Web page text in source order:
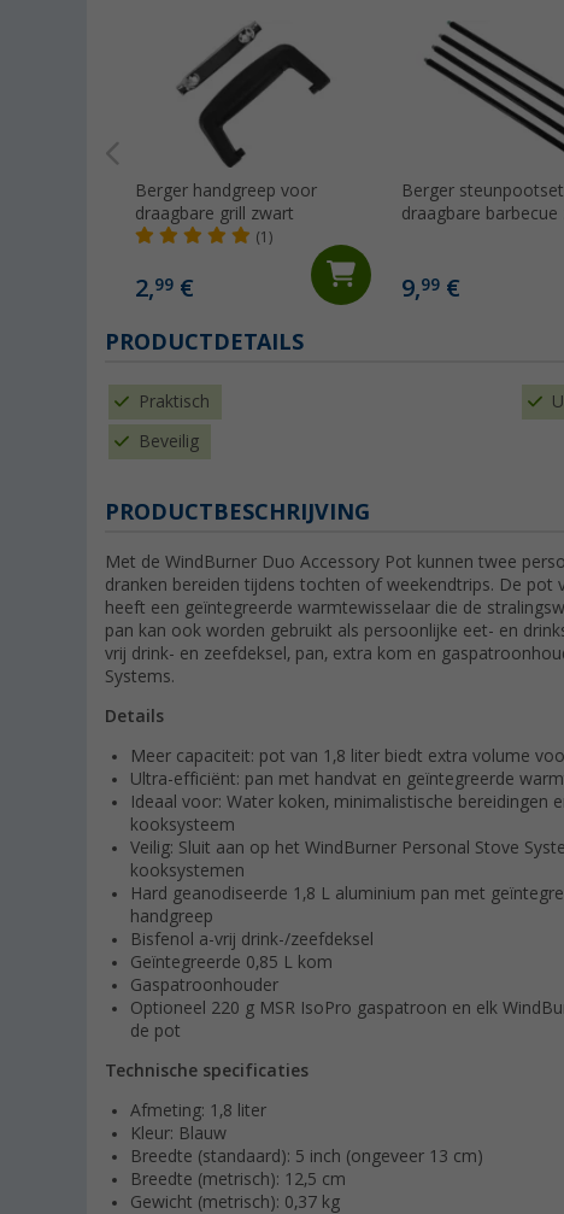
Berger handgreep voor
draagbare grill zwart
(1)
2,99 €
Berger
draagbare barbecue
9,99 €
PRODUCTDETAILS
Praktisch
Beveilig
PRODUCTBESCHRIJVING
Met de WindBurner Duo Accessory Pot kunnen twee
dranken bereiden tijdens tochten of weekendtrips. De pot
heeft een geïntegreerde warmtewisselaar die de
pan kan ook worden gebruikt als persoonlijke eet- en
vrij drink- en zeefdeksel, pan, extra kom en
Systems.
Details
Meer capaciteit: pot van 1,8 liter biedt extra volume
Ultra-efficiënt: pan met handvat en geïntegreerde
Ideaal voor: Water koken, minimalistische bereidingen
kooksysteem
Veilig: Sluit aan op het WindBurner Personal Stove
kooksystemen
Hard geanodiseerde 1,8 L aluminium pan met
handgreep
Bisfenol a-vrij drink-/zeefdeksel
Geïntegreerde 0,85 L kom
Gaspatroonhouder
Optioneel 220 g MSR IsoPro gaspatroon en elk
de pot
Technische specificaties
Afmeting: 1,8 liter
Kleur: Blauw
Breedte (standaard): 5 inch (ongeveer 13 cm)
Breedte (metrisch): 12,5 cm
Gewicht (metrisch): 0,37 kg